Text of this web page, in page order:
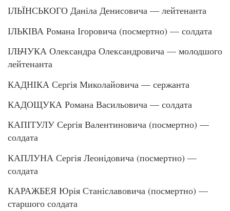
ІЛЬЇНСЬКОГО Даніла Денисовича — лейтенанта
ІЛЬКІВА Романа Ігоровича (посмертно) — солдата
ІЛЬЧУКА Олександра Олександровича — молодшого
лейтенанта
КАДНІКА Сергія Миколайовича — сержанта
КАДОЩУКА Романа Васильовича — солдата
КАПІТУЛУ Сергія Валентиновича (посмертно) —
солдата
КАПЛУНА Сергія Леонідовича (посмертно) —
солдата
КАРАЖБЕЯ Юрія Станіславовича (посмертно) —
старшого солдата